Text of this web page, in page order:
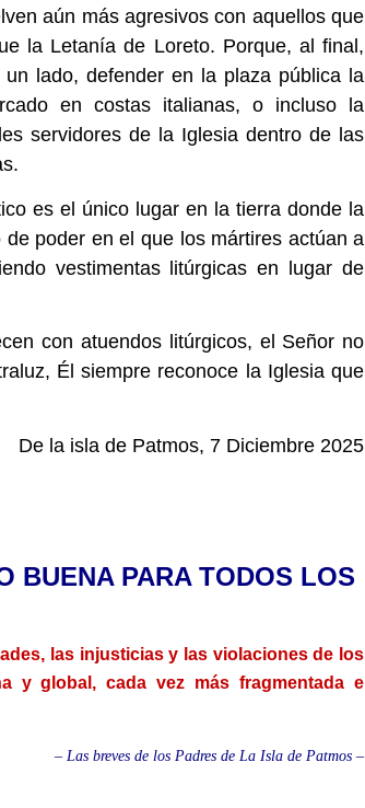
aún más agresivos con aquellos que
la Letanía de Loreto. Porque, al final,
lado, defender en la plaza pública la
en costas italianas, o incluso la
servidores de la Iglesia dentro de las
es el único lugar en la tierra donde la
poder en el que los mártires actúan a
vestimentas litúrgicas en lugar de
con atuendos litúrgicos, el Señor no
Él siempre reconoce la Iglesia que
De la isla de Patmos, 7 Diciembre 2025
BUENA PARA TODOS LOS
las injusticias y las violaciones de los
y global, cada vez más fragmentada e
– Las breves de los Padres de La Isla de Patmos –